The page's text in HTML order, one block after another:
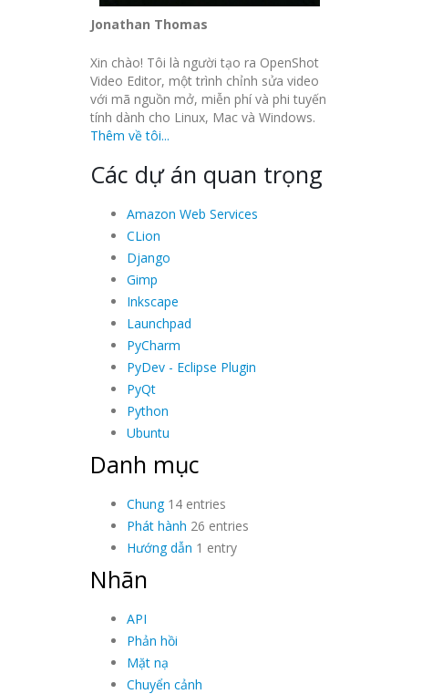
Jonathan Thomas
Xin chào! Tôi là người tạo ra OpenShot
Video Editor, một trình chỉnh sửa video
với mã nguồn mở, miễn phí và phi tuyến
tính dành cho Linux, Mac và Windows.
Thêm về tôi...
Các dự án quan trọng
Amazon Web Services
CLion
Django
Gimp
Inkscape
Launchpad
PyCharm
PyDev - Eclipse Plugin
PyQt
Python
Ubuntu
Danh mục
Chung14 entries
Phát hành 26 entries
Hướng dẫn 1 entry
Nhãn
API
Phản hồi
Mặt nạ
Chuyển cảnh